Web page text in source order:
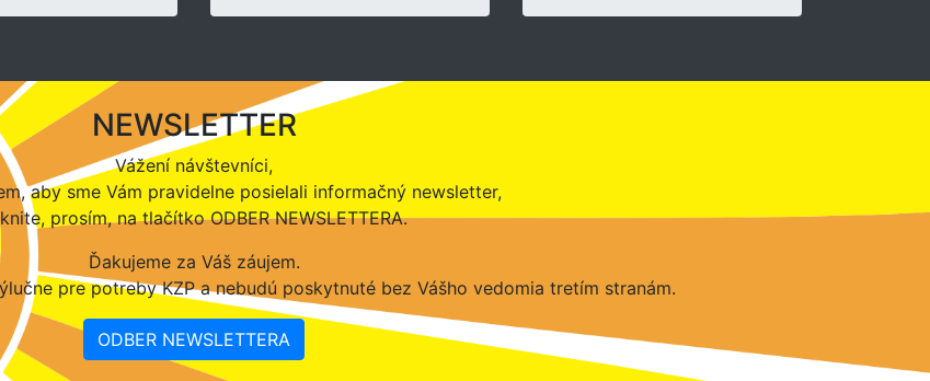
NEWSLETTER
Vážení návštevníci,
aby sme Vám pravidelne posielali informačný newsletter,
prosím, na tlačítko ODBER NEWSLETTERA.
Ďakujeme za Váš záujem.
pre potreby KZP a nebudú poskytnuté bez Vášho vedomia tretím stranám.
ODBER NEWSLETTERA